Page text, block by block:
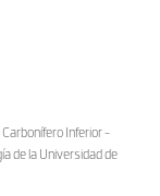
Inferior -
de la Universidad de